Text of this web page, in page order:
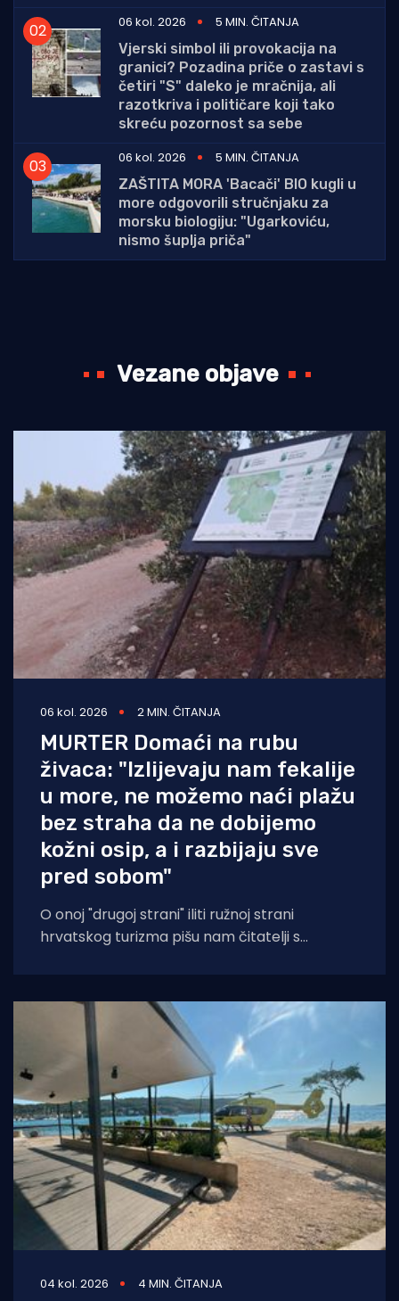
06 kol. 2026
5 MIN. ČITANJA
Vjerski simbol ili provokacija na
granici? Pozadina priče o zastavi s
četiri "S" daleko je mračnija, ali
razotkriva i političare koji tako
skreću pozornost sa sebe
06 kol. 2026
5 MIN. ČITANJA
ZAŠTITA MORA 'Bacači' BIO kugli u
more odgovorili stručnjaku za
morsku biologiju: "Ugarkoviću,
nismo šuplja priča"
Vezane objave
06 kol. 2026 2 MIN. ČITANJA
MURTER Domaći na rubu
živaca: "Izlijevaju nam fekalije
u more, ne možemo naći plažu
bez straha da ne dobijemo
kožni osip, a i razbijaju sve
pred sobom"
O onoj "drugoj strani" iliti ružnoj strani
hrvatskog turizma pišu nam čitatelji s
04 kol. 2026 4 MIN. ČITANJA